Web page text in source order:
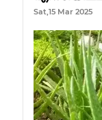
Sat,15 Mar 2025